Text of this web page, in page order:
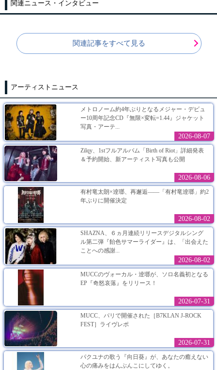
関連ニュース・インタビュー
関連記事をすべて見る
アーティストニュース
メトロノーム約4年ぶりとなるメジャー・デビュ
ー10周年記念CD『無限×変転=1.44』ジャケット
写真・アーテ...
2026-08-07
Zilqy、1stフルアルバム「Birth of Riot」詳細発表
＆予約開始、新アーティスト写真も公開
2026-08-06
有村竜太朗×逹瑯、再邂逅――「有村竜逹瑯」約2
年ぶりに開催決定
2026-08-02
SHAZNA、６ヵ月連続リリースデジタルシング
ル第二弾『飴色サマーライダー』は、「出会えた
ことへの感謝...
2026-08-02
MUCCのヴォーカル・逹瑯が、ソロ名義初となる
EP『奇怒哀落』をリリース！
2026-07-31
MUCC、パリで開催された［B7KLAN J-ROCK
FEST］ライヴレポ
2026-07-31
パクユナの歌う『向日葵』が、あなたの癒えない
心の痛みをはんぶんこにしてゆく。